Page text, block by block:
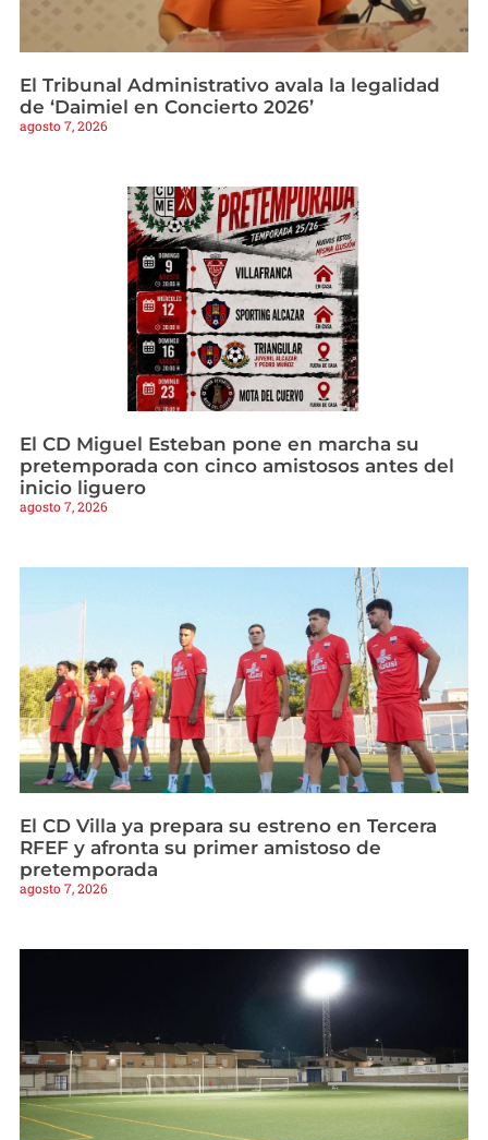
El Tribunal Administrativo avala la legalidad
de ‘Daimiel en Concierto 2026’
agosto 7, 2026
El CD Miguel Esteban pone en marcha su
pretemporada con cinco amistosos antes del
inicio liguero
agosto 7, 2026
El CD Villa ya prepara su estreno en Tercera
RFEF y afronta su primer amistoso de
pretemporada
agosto 7, 2026